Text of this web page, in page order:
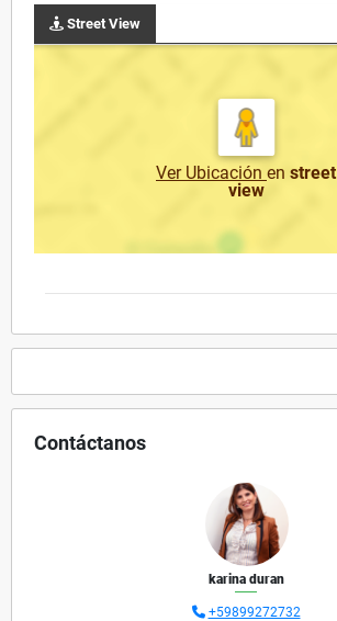
Street View
Ver Ubicación en street
view
Contáctanos
karina duran
+59899272732